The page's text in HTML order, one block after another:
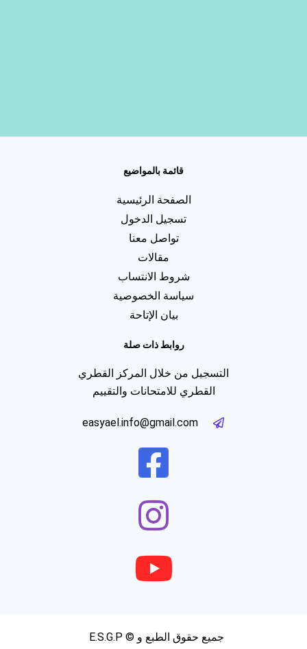
قائمة بالمواضيع
الصفحة الرئيسية
تسجيل الدخول
تواصل معنا
مقالات
شروط الانتساب
سياسة الخصوصية
بيان الإتاحة
روابط ذات صلة
التسجيل من خلال المركز القطري
القطري للامتحانات والتقييم
easyael.info@gmail.com
جميع حقوق الطبع و © E.S.G.P